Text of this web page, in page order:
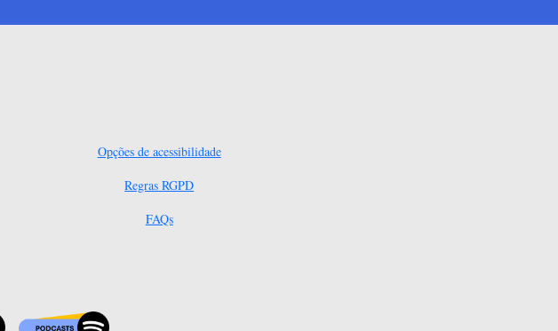
Opções de acessibilidade
Regras RGPD
FAQs